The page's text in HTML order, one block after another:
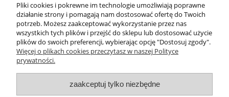
Pomoc
Dostawa
Gwarancja i zwroty
Pliki cookies i pokrewne im technologie umożliwiają poprawne
działanie strony i pomagają nam dostosować ofertę do Twoich
potrzeb. Możesz zaakceptować wykorzystanie przez nas
wszystkich tych plików i przejść do sklepu lub dostosować użycie
plików do swoich preferencji, wybierając opcję "Dostosuj zgody".
Więcej o plikach cookies przeczytasz w naszej Polityce
prywatności.
zaakceptuj tylko niezbędne